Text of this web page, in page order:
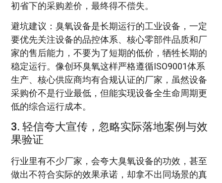
初省下的采购差价，最终得不偿失。
避坑建议：臭氧设备是长期运行的工业设备，一定
要优先关注设备的品控体系、核心零部件品质和厂
家的售后能力，不要为了短期的低价，牺牲长期的
稳定运行。像创环臭氧这样严格遵循ISO9001体系
生产、核心供应商均有合规认证的厂家，虽然设备
采购价不是行业最低，但能实现设备全生命周期更
低的综合运行成本。
3. 轻信夸大宣传，忽略实际落地案例与效
果验证
行业里有不少厂家，会夸大臭氧设备的功效，甚至
做出不符合实际的效果承诺，却拿不出同场景的真